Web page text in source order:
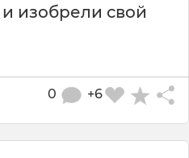
изобрели свой
+6
0